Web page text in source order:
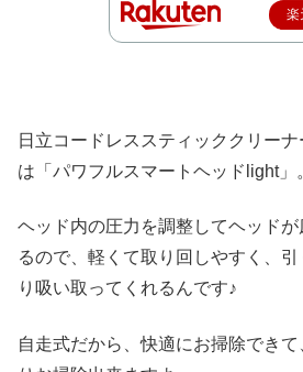
楽
日立コードレススティッククリー
は「パワフルスマートヘッドlight」
ヘッド内の圧力を調整してヘッドが
るので、軽くて取り回しやすく、
り吸い取ってくれるんです♪
自走式だから、快適にお掃除でき